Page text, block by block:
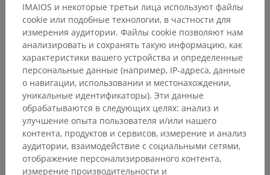
IMAIOS и некоторые третьи лица используют файлы
cookie или подобные технологии, в частности для
измерения аудитории. Файлы cookie позволяют нам
анализировать и сохранять такую информацию, как
характеристики вашего устройства и определенные
персональные данные (например, IP-адреса, данные
о навигации, использовании и местонахождении,
уникальные идентификаторы). Эти данные
обрабатываются в следующих целях: анализ и
улучшение опыта пользователя и/или нашего
контента, продуктов и сервисов, измерение и анализ
аудитории, взаимодействие с социальными сетями,
отображение персонализированного контента,
измерение производительности и